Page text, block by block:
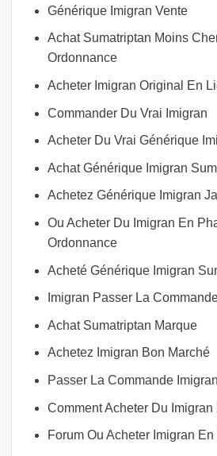
Générique Imigran Vente
Achat Sumatriptan Moins
Ordonnance
Acheter Imigran Original En
Commander Du Vrai Imigran
Acheter Du Vrai Générique
Achat Générique Imigran
Achetez Générique Imigran
Ou Acheter Du Imigran En
Ordonnance
Acheté Générique Imigran
Imigran Passer La
Achat Sumatriptan Marque
Achetez Imigran Bon Marché
Passer La Commande
Comment Acheter Du Imigran
Forum Ou Acheter Imigran